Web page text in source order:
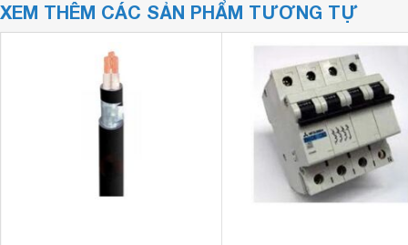
XEM THÊM CÁC SẢN PHẨM TƯƠNG TỰ